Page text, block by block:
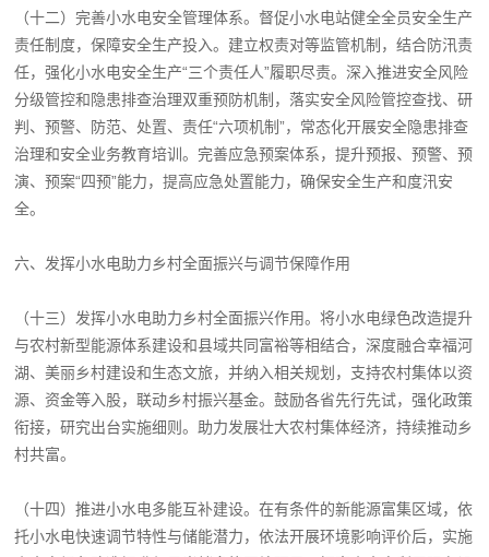
（十二）完善小水电安全管理体系。督促小水电站健全全员安全生产
责任制度，保障安全生产投入。建立权责对等监管机制，结合防汛责
任，强化小水电安全生产“三个责任人”履职尽责。深入推进安全风险
分级管控和隐患排查治理双重预防机制，落实安全风险管控查找、研
判、预警、防范、处置、责任“六项机制”，常态化开展安全隐患排查
治理和安全业务教育培训。完善应急预案体系，提升预报、预警、预
演、预案“四预”能力，提高应急处置能力，确保安全生产和度汛安
全。
六、发挥小水电助力乡村全面振兴与调节保障作用
（十三）发挥小水电助力乡村全面振兴作用。将小水电绿色改造提升
与农村新型能源体系建设和县域共同富裕等相结合，深度融合幸福河
湖、美丽乡村建设和生态文旅，并纳入相关规划，支持农村集体以资
源、资金等入股，联动乡村振兴基金。鼓励各省先行先试，强化政策
衔接，研究出台实施细则。助力发展壮大农村集体经济，持续推动乡
村共富。
（十四）推进小水电多能互补建设。在有条件的新能源富集区域，依
托小水电快速调节特性与储能潜力，依法开展环境影响评价后，实施